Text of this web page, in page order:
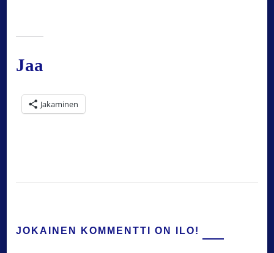
Jaa
Jakaminen
JOKAINEN KOMMENTTI ON ILO!